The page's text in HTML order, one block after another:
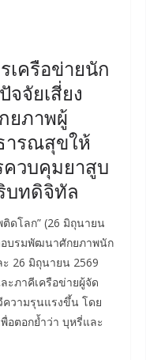
เครือข่ายนัก
จัยเสี่ยง
ยภาพผู้
ารณสุขให้
วบคุมยาสูบ
บทดิจิทัล
ติดโลก” (26 มิถุนายน
อบรมพัฒนาศักยภาพนัก
26 มิถุนายน 2569
ะภาคีเครือข่ายผู้จัด
วามรุนแรงขึ้น โดย
อตอกย้ำว่า บุหรี่และ